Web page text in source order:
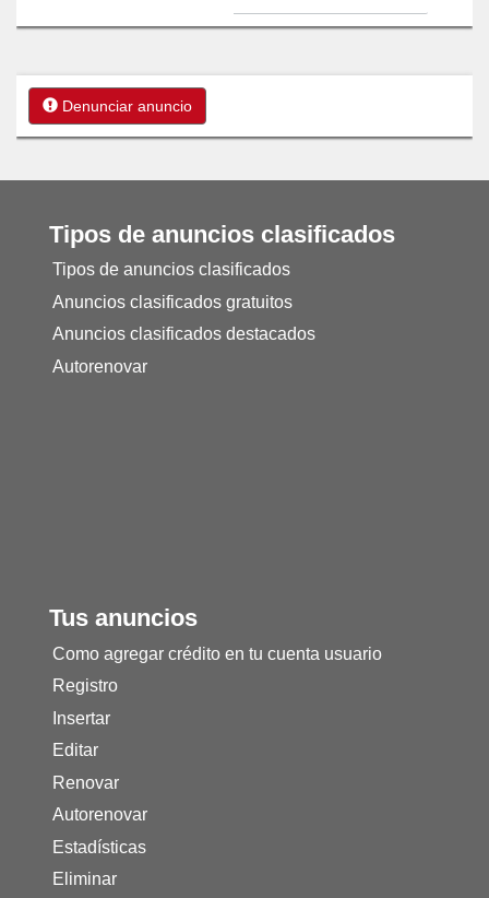
Denunciar anuncio
Tipos de anuncios clasificados
Tipos de anuncios clasificados
Anuncios clasificados gratuitos
Anuncios clasificados destacados
Autorenovar
Tus anuncios
Como agregar crédito en tu cuenta usuario
Registro
Insertar
Editar
Renovar
Autorenovar
Estadísticas
Eliminar